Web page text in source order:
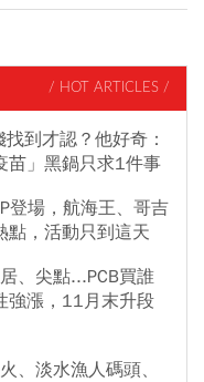
/ HOT ARTICLES /
到才認？他好奇：
」黑鍋只求1件事
登場，航海王、哥吉
，活動只到這天
、尖點...PCB買誰
強漲，11月末升段
、淡水漁人碼頭、